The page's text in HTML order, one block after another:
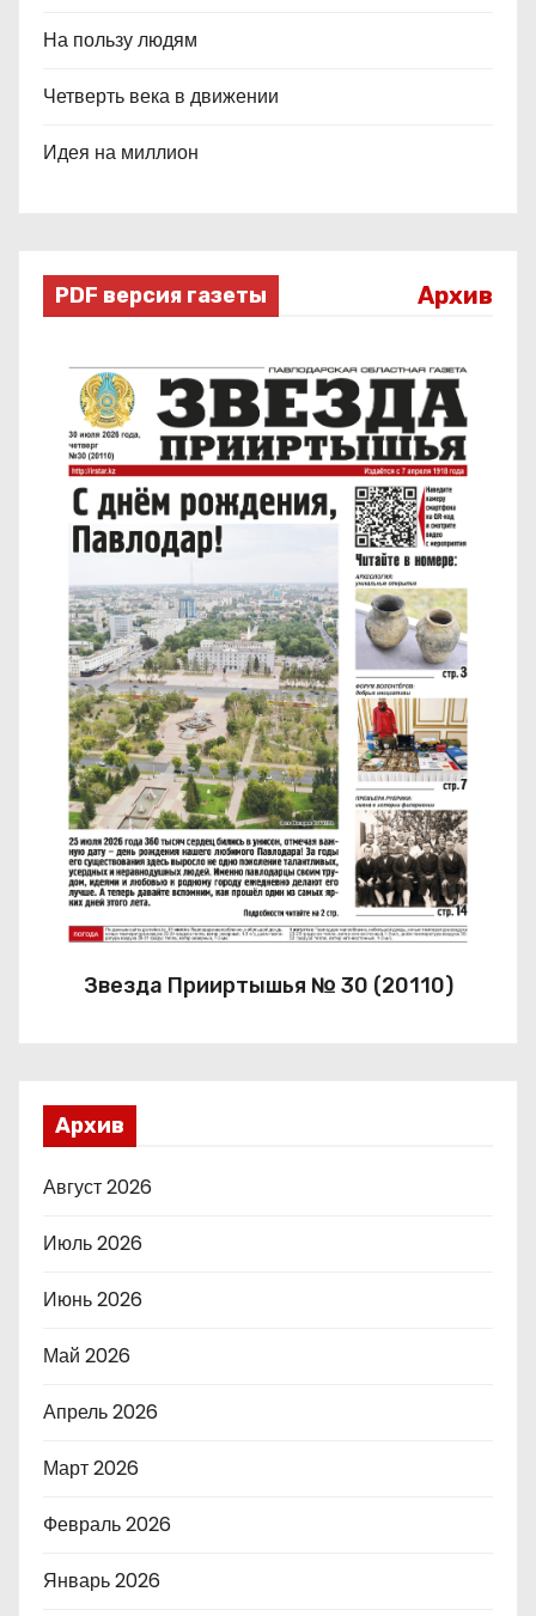
На пользу людям
Четверть века в движении
Идея на миллион
PDF версия газеты Архив
Звезда Прииртышья № 30 (20110)
Архив
Август 2026
Июль 2026
Июнь 2026
Май 2026
Апрель 2026
Март 2026
Февраль 2026
Январь 2026